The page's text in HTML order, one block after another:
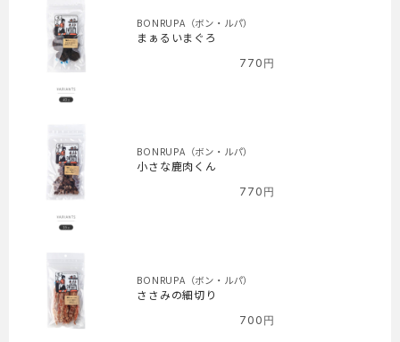
BONRUPA（ボン・ルパ）
まぁるいまぐろ
770 円
BONRUPA（ボン・ルパ）
小さな鹿肉くん
770 円
BONRUPA（ボン・ルパ）
ささみの細切り
700 円